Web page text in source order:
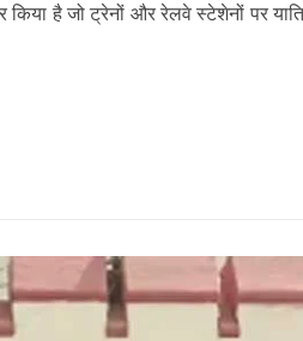
है जो ट्रेनों और रेलवे स्टेशेनों पर